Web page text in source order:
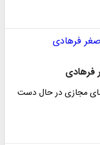
فرهادی
مجازی در حال دست